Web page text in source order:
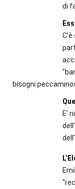
di
C'è
bisogni
E'